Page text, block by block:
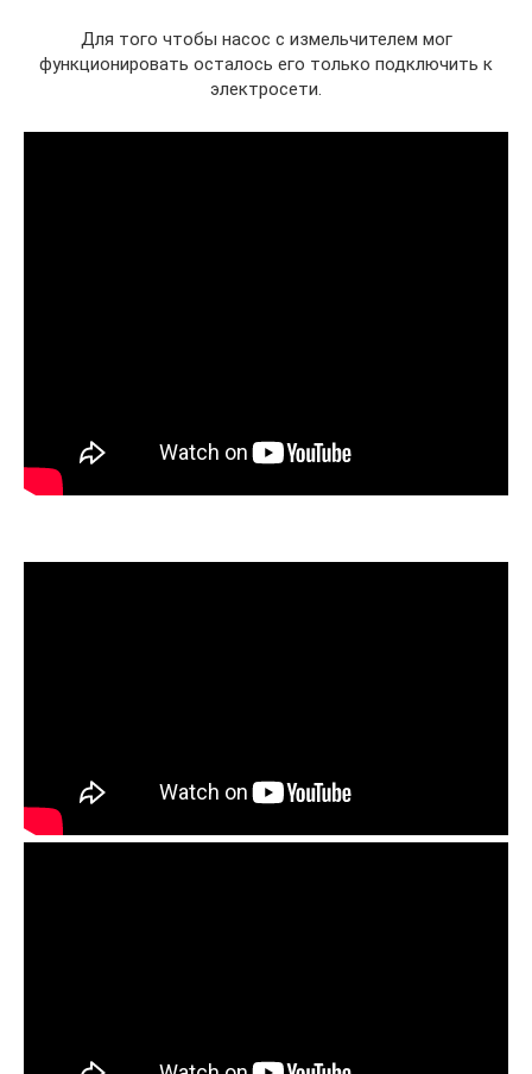
Для того чтобы насос с измельчителем мог
функционировать осталось его только подключить к
электросети.